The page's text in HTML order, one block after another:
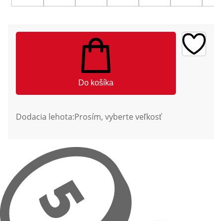
Do košíka
Dodacia lehota:Prosím, vyberte veľkosť